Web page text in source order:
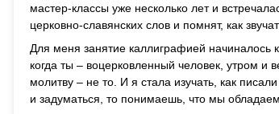
мастер-классы уже несколько лет и
церковно-славянских слов и помнят, как
Для меня занятие каллиграфией начиналось
когда ты – воцерковленный человек, утром и
молитву – не то. И я стала изучать, как
и задуматься, то понимаешь, что мы